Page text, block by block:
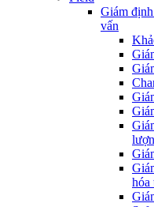
Giám
vấn
hóa